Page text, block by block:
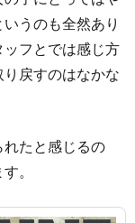
うのも全然あり
ッフとでは感じ方
戻すのはなかな
れたと感じるの
。